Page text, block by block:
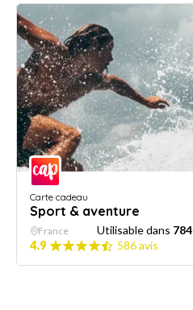
Carte cadeau
Sport & aventure
France Utilisable dans 784
4.9
586 avis